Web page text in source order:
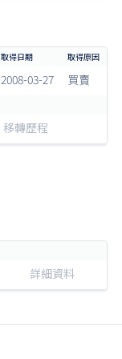
2008-03-27 買賣
移轉歷程
詳細資料